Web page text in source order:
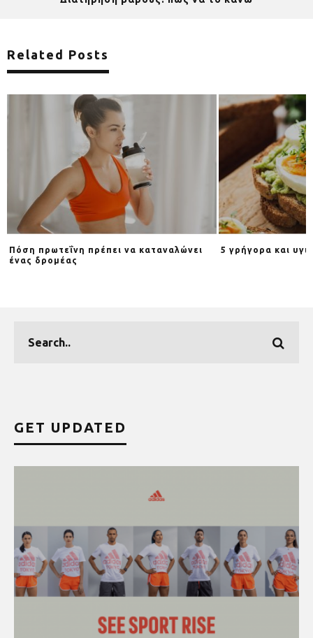
Related Posts
Πόση πρωτεΐνη πρέπει να καταναλώνει
ένας δρομέας
5 γρήγορα και
GET UPDATED